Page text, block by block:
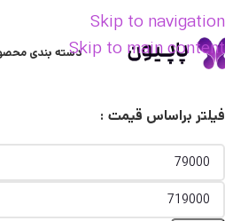
Skip to navigation
Skip to main contentدسته بندی
فیلتر براساس قیمت :